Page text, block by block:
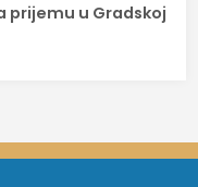
prijemu u Gradskoj